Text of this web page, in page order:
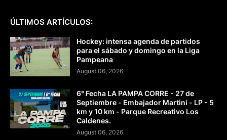
ÚLTIMOS ARTÍCULOS:
Hockey: intensa agenda de partidos
para el sábado y domingo en la Liga
Pampeana
August 06, 2026
6° Fecha LA PAMPA CORRE - 27 de
Septiembre - Embajador Martini - LP - 5
km y 10 km - Parque Recreativo Los
Caldenes.
August 06, 2026